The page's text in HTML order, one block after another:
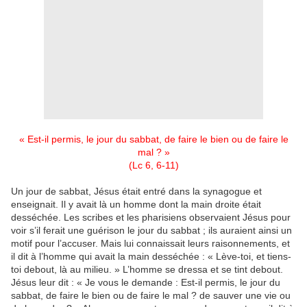
« Est-il permis, le jour du sabbat, de faire le bien ou de faire le
mal ? »
(Lc 6, 6-11)
Un jour de sabbat, Jésus était entré dans la synagogue et
enseignait. Il y avait là un homme dont la main droite était
desséchée. Les scribes et les pharisiens observaient Jésus pour
voir s’il ferait une guérison le jour du sabbat ; ils auraient ainsi un
motif pour l’accuser. Mais lui connaissait leurs raisonnements, et
il dit à l’homme qui avait la main desséchée : « Lève-toi, et tiens-
toi debout, là au milieu. » L’homme se dressa et se tint debout.
Jésus leur dit : « Je vous le demande : Est-il permis, le jour du
sabbat, de faire le bien ou de faire le mal ? de sauver une vie ou